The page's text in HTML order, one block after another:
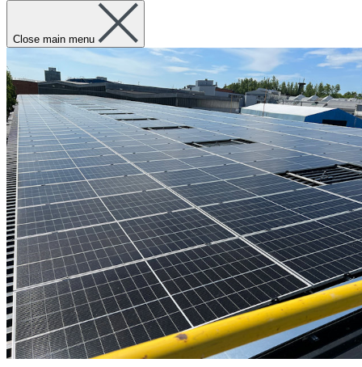
Close main menu